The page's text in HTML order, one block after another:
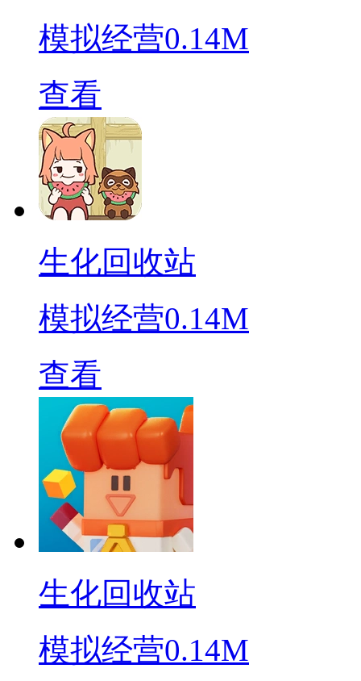
模拟经营0.14M
查看
生化回收站
模拟经营0.14M
查看
生化回收站
模拟经营0.14M